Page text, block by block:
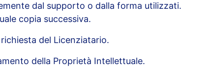
dal supporto o dalla forma utilizzati.
copia successiva.
del Licenziatario.
della Proprietà Intellettuale.